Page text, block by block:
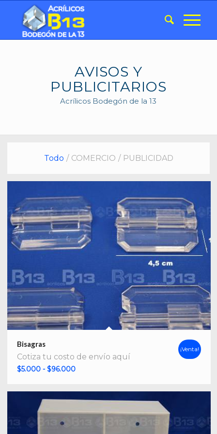
AVISOS Y
PUBLICITARIOS
Acrílicos Bodegón de la 13
Todo / COMERCIO / PUBLICIDAD
Bisagras
Cotiza tu costo de envío aquí
$5.000 - $96.000Rango
precios:
desde
$5.000
¡Venta!